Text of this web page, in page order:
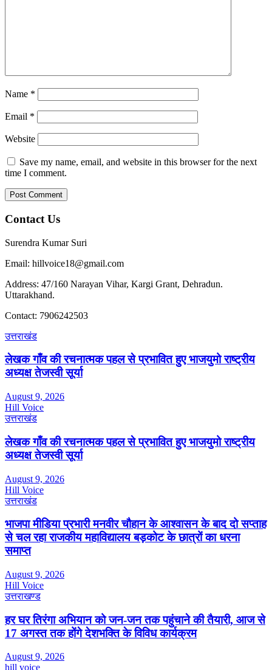
Name *
Email *
Website
Save my name, email, and website in this browser for the next
time I comment.
Contact Us
Surendra Kumar Suri
Email: hillvoice18@gmail.com
Address: 47/160 Narayan Vihar, Kargi Grant, Dehradun.
Uttarakhand.
Contact: 7906242503
उत्तराखंड
लेखक गाँव की रचनात्मक पहल से प्रभावित हुए भाजयुमो राष्ट्रीय
अध्यक्ष तेजस्वी सूर्या
August 9, 2026
Hill Voice
उत्तराखंड
लेखक गाँव की रचनात्मक पहल से प्रभावित हुए भाजयुमो राष्ट्रीय
अध्यक्ष तेजस्वी सूर्या
August 9, 2026
Hill Voice
उत्तराखंड
भाजपा मीडिया प्रभारी मनवीर चौहान के आश्वासन के बाद दो सप्ताह
से चल रहा राजकीय महाविद्यालय बड़कोट के छात्रों का धरना
समाप्त
August 9, 2026
Hill Voice
उत्तराखण्ड
हर घर तिरंगा अभियान को जन-जन तक पहुंचाने की तैयारी, आज से
17 अगस्त तक होंगे देशभक्ति के विविध कार्यक्रम
August 9, 2026
hill voice